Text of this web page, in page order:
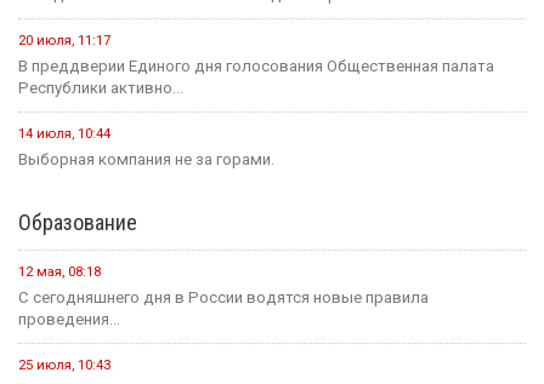
20 июля Событие
Началось зрительское голосование конкурса «Теегин айс»
За сутки в Калмыкии произошло одно ДТП и восемь пожаров
план по борьбе с опустыниванием
19 июля Событие
На «Дне поля — 2026» в Барнауле обсудили борьбу с
опустыниванием в Калмыкии
24 июля Событие